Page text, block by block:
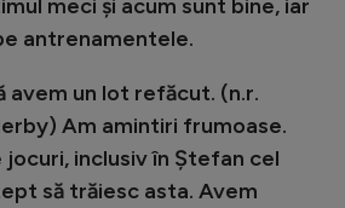
meci și acum sunt bine, iar
antrenamentele.
avem un lot refăcut. (n.r.
Am amintiri frumoase.
inclusiv în Ștefan cel
să trăiesc asta. Avem